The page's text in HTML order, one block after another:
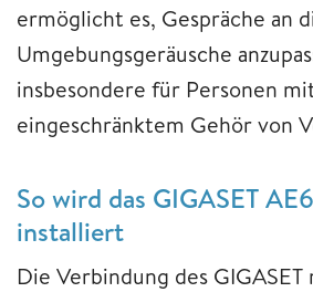
ermöglicht es, Gespräche an
Umgebungsgeräusche
insbesondere für Personen
eingeschränktem Gehör von
So wird das GIGASET
installiert
Die Verbindung des